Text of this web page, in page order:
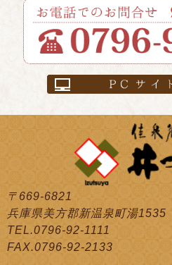
〒669-6821
兵庫県美方郡新温泉町湯1535
TEL.0796-92-1111
FAX.0796-92-2133